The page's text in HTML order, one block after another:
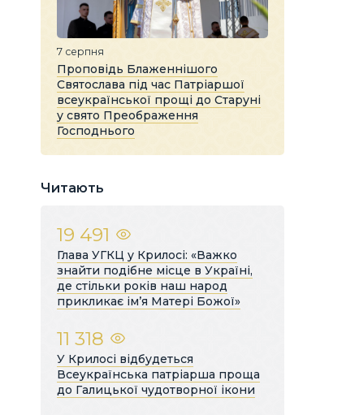
7 серпня
Проповідь Блаженнішого
Святослава під час Патріаршої
всеукраїнської прощі до Старуні
у свято Преображення
Господнього
Читають
19 491
Глава УГКЦ у Крилосі: «Важко
знайти подібне місце в Україні,
де стільки років наш народ
прикликає ім’я Матері Божої»
11 318
У Крилосі відбудеться
Всеукраїнська патріарша проща
до Галицької чудотворної ікони